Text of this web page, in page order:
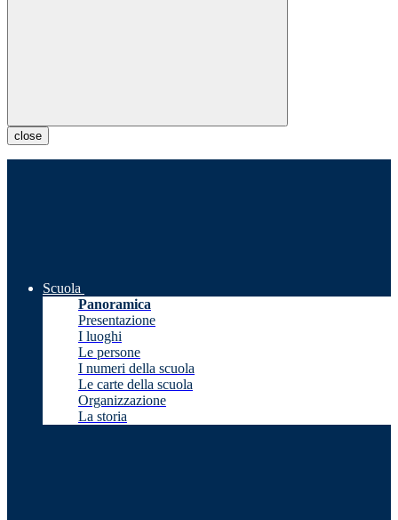
close
Scuola
Panoramica
Presentazione
I luoghi
Le persone
I numeri della scuola
Le carte della scuola
Organizzazione
La storia